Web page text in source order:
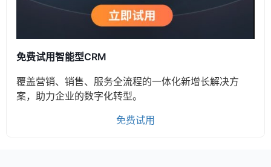
免费试用智能型CRM
覆盖营销、销售、服务全流程的一体化新增长解决方
案，助力企业的数字化转型。
免费试用